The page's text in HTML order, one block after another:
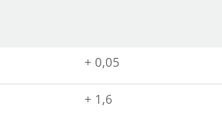
+ 0,05
+ 1,6